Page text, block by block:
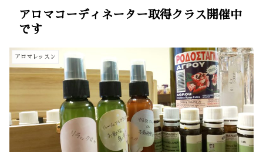
アロマコーディネーター取得クラス開催中
です
アロマレッスン